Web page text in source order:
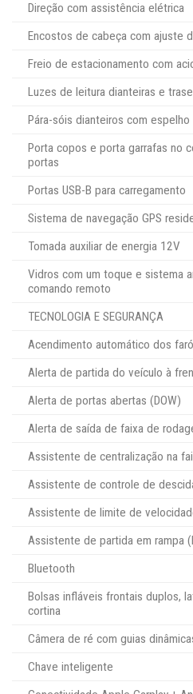
Direção com assistência elétrica
Encostos de cabeça com ajuste
Freio de estacionamento com
Luzes de leitura dianteiras e
Pára-sóis dianteiros com espelho
Porta copos e porta garrafas no
portas
Portas USB-B para carregamento
Sistema de navegação GPS
Tomada auxiliar de energia 12V
Vidros com um toque e sistema
comando remoto
TECNOLOGIA E SEGURANÇA
Acendimento automático dos
Alerta de partida do veículo à
Alerta de portas abertas (DOW)
Alerta de saída de faixa de
Assistente de centralização na
Assistente de controle de
Assistente de limite de
Assistente de partida em rampa
Bluetooth
Bolsas infláveis frontais duplos,
cortina
Câmera de ré com guias
Chave inteligente